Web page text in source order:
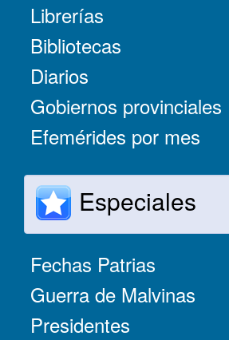
Librerías
Bibliotecas
Diarios
Gobiernos provinciales
Efemérides por mes
Especiales
Fechas Patrias
Guerra de Malvinas
Presidentes